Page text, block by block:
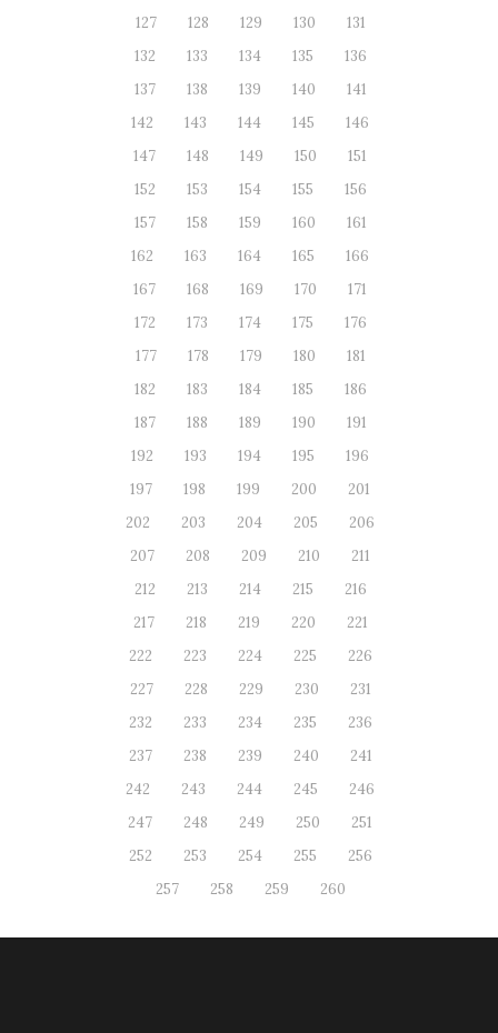
127
128 129 130
131
132
133 134 135
136
137
138 139 140
141
142
143 144 145
146
147
148 149 150
151
152
153 154 155
156
157
158 159 160
161
162
163 164 165
166
167
168 169 170
171
172
173 174 175
176
177
178 179 180
181
182
183 184 185
186
187
188 189 190
191
192
193 194 195
196
197
198 199 200
201
202
203 204 205
206
207
208 209 210
211
212
213 214 215
216
217
218 219 220
221
222
223 224 225
226
227
228 229 230
231
232
233 234 235
236
237
238 239 240
241
242
243 244 245
246
247
248 249 250
251
252
253 254 255
256
257
258 259 260